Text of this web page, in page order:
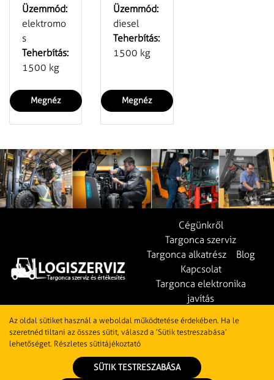
Üzemmód:
elektromo
s
Teherbítás:
1500 kg
Megnéz
Üzemmód:
diesel
Teherbítás:
1500 kg
Megnéz
Cégünkről
Targonca szerviz
Targonca alkatrész
Blog
Kapcsolat
Targonca elektronika
javítás
Az oldal sütiket használ a weboldal működtetése érdekében. Ha le
szeretnéd tiltani az összes sütit, válaszd a ’Sütik testreszabása’
lehetőséget. Részletes sütitájékoztató
SÜTIK TESTRESZABÁSA